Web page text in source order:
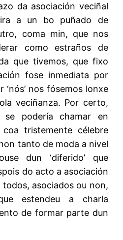
da asociación veciñal
a un bo puñado de
coma min, que nos
como estraños de
que tivemos, que fixo
fose inmediata por
nos fósemos lonxe
veciñanza. Por certo,
podería chamar en
tristemente célebre
tanto de moda a nivel
dun ‘diferido’ que
do acto a asociación
asociados ou non,
estendeu a charla
de formar parte dun